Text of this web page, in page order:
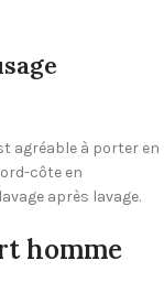
agréable à porter en
côte en
après lavage.
homme